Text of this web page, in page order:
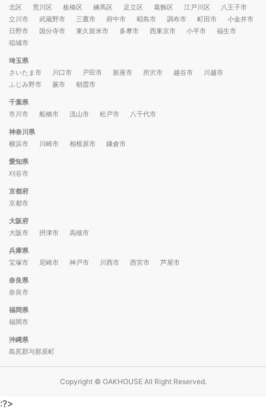
北区
荒川区 板橋区 練馬区 足立区 葛飾区 江戸川区
八王子市
立川市
武蔵野市 三鷹市 府中市 昭島市 調布市 町田市
小金井市
日野市
国分寺市 東久留米市 多摩市 西東京市 小平市
福生市
稲城市
埼玉県
さいたま市
川口市 戸田市 新座市 所沢市 越谷市
川越市
ふじみ野市
蕨市 朝霞市
千葉県
市川市
船橋市 流山市 松戸市 八千代市
神奈川県
横浜市
川崎市 相模原市 鎌倉市
愛知県
刈谷市
京都府
京都市
大阪府
大阪市
摂津市 高槻市
兵庫県
宝塚市
尼崎市 神戸市 川西市 西宮市 芦屋市
奈良県
奈良市
福岡県
福岡市
沖縄県
島尻郡与那原町
Copyright © OAKHOUSE All Right Reserved.
:?>